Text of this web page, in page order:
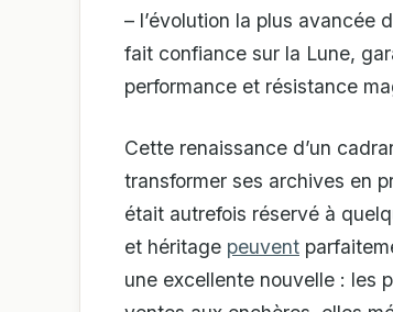
– l’évolution la plus avancée
fait confiance sur la Lune,
performance et résistance
Cette renaissance d’un
transformer ses archives en
était autrefois réservé à
et héritage peuvent
une excellente nouvelle : les